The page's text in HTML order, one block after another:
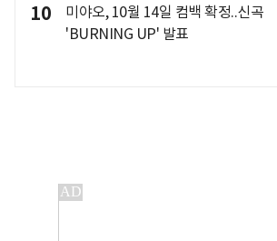
10
미야오, 10월 14일 컴백 확정..신곡
'BURNING UP' 발표